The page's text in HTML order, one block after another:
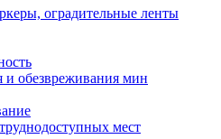
оградительные ленты
и обезвреживания мин
мест